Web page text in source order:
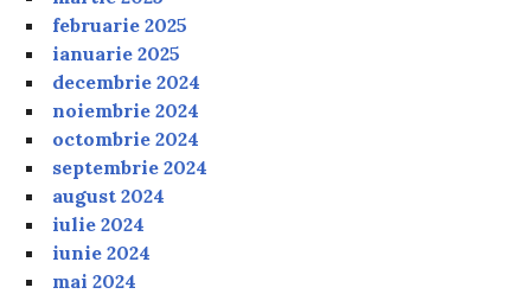
februarie 2025
ianuarie 2025
decembrie 2024
noiembrie 2024
octombrie 2024
septembrie 2024
august 2024
iulie 2024
iunie 2024
mai 2024